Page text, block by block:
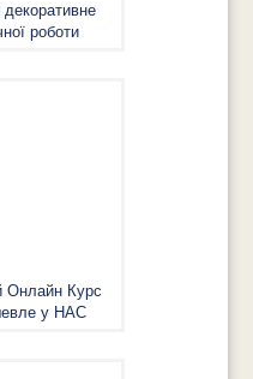
роботи
Онлайн Курс
у НАС